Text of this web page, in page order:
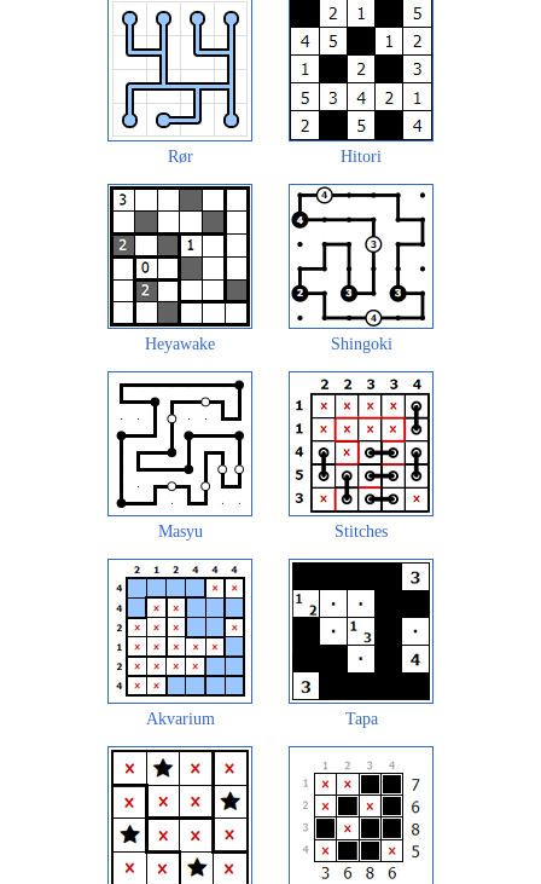
Rør Hitori
Heyawake Shingoki
Masyu Stitches
Akvarium Tapa